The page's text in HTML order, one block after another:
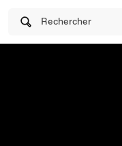
Rechercher